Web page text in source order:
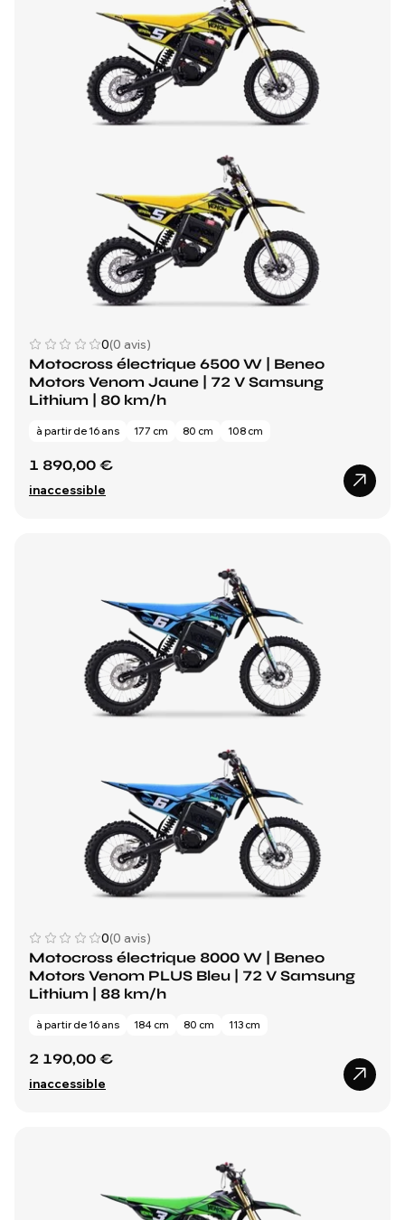
0(0 avis)
Motocross électrique 6500 W | Beneo
Motors Venom Jaune | 72 V Samsung
Lithium | 80 km/h
à partir de 16 ans 177 cm 80 cm 108 cm
1 890,00 €
inaccessible
0(0 avis)
Motocross électrique 8000 W | Beneo
Motors Venom PLUS Bleu | 72 V Samsung
Lithium | 88 km/h
à partir de 16 ans 184 cm 80 cm 113 cm
2 190,00 €
inaccessible